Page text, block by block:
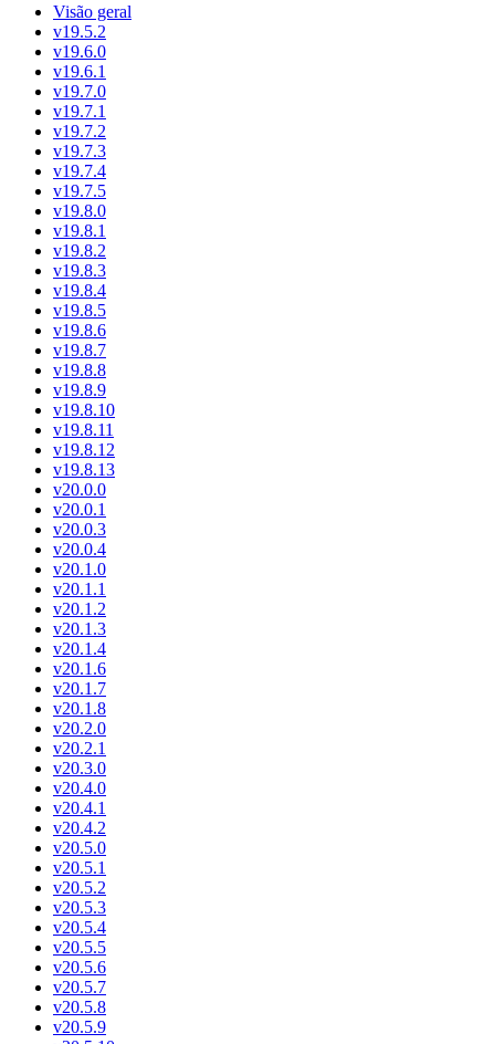
Visão geral
v19.5.2
v19.6.0
v19.6.1
v19.7.0
v19.7.1
v19.7.2
v19.7.3
v19.7.4
v19.7.5
v19.8.0
v19.8.1
v19.8.2
v19.8.3
v19.8.4
v19.8.5
v19.8.6
v19.8.7
v19.8.8
v19.8.9
v19.8.10
v19.8.11
v19.8.12
v19.8.13
v20.0.0
v20.0.1
v20.0.3
v20.0.4
v20.1.0
v20.1.1
v20.1.2
v20.1.3
v20.1.4
v20.1.6
v20.1.7
v20.1.8
v20.2.0
v20.2.1
v20.3.0
v20.4.0
v20.4.1
v20.4.2
v20.5.0
v20.5.1
v20.5.2
v20.5.3
v20.5.4
v20.5.5
v20.5.6
v20.5.7
v20.5.8
v20.5.9